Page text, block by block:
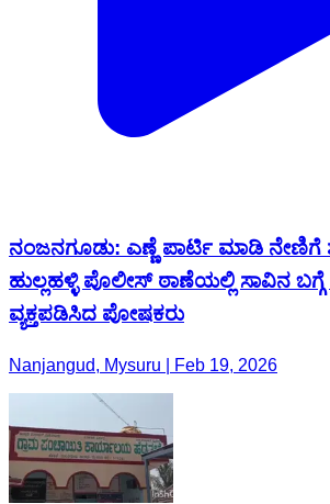
ನಂಜನಗೂಡು: ಎಣ್ಣೆ ಪಾರ್ಟಿ ಮಾಡಿ
ಹುಲ್ಲಹಳ್ಳಿ ಪೊಲೀಸ್ ಠಾಣೆಯಲ್ಲಿ ಸಾವಿನ
ವ್ಯಕ್ತಪಡಿಸಿದ ಪೋಷಕರು
Nanjangud, Mysuru | Feb 19, 2026